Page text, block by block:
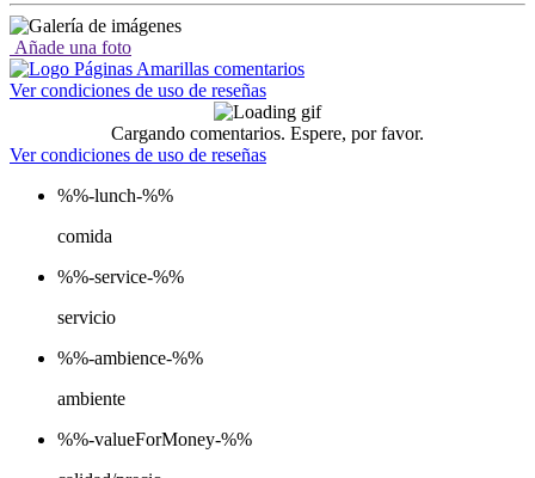
Añade una foto
Ver condiciones de uso de reseñas
Cargando comentarios. Espere, por favor.
Ver condiciones de uso de reseñas
%%-lunch-%%
comida
%%-service-%%
servicio
%%-ambience-%%
ambiente
%%-valueForMoney-%%